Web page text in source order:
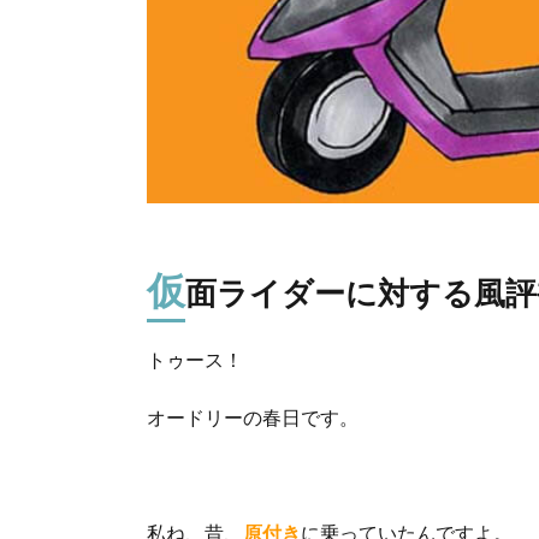
仮面ライダーに対する風
トゥース！
オードリーの春日です。
私ね、昔、 原付きに乗っていたんですよ。